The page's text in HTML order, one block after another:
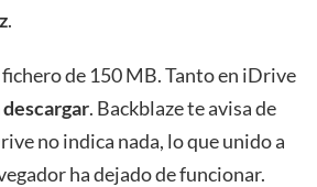
.
de 150 MB. Tanto en iDrive
. Backblaze te avisa de
no indica nada, lo que unido a
ha dejado de funcionar.